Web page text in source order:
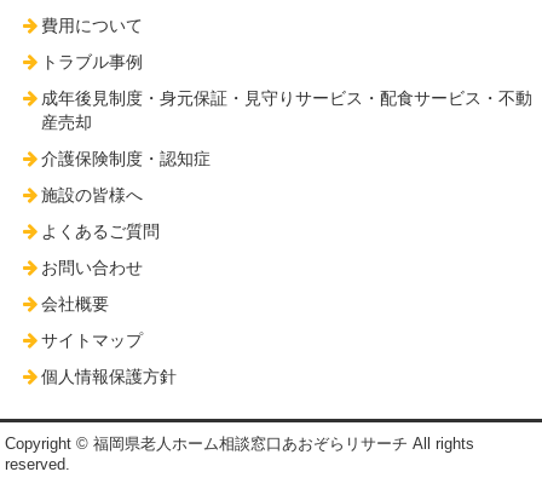
費用について
トラブル事例
成年後見制度・身元保証・見守りサービス・配食サービス・不動
産売却
介護保険制度・認知症
施設の皆様へ
よくあるご質問
お問い合わせ
会社概要
サイトマップ
個人情報保護方針
Copyright © 福岡県老人ホーム相談窓口あおぞらリサーチ All rights
reserved.